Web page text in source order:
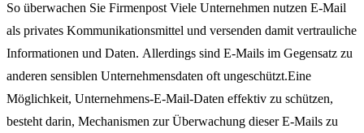
So überwachen Sie Firmenpost Viele Unternehmen nutzen E-Mail
als privates Kommunikationsmittel und versenden damit vertrauliche
Informationen und Daten. Allerdings sind E-Mails im Gegensatz zu
anderen sensiblen Unternehmensdaten oft ungeschützt.Eine
Möglichkeit, Unternehmens-E-Mail-Daten effektiv zu schützen,
besteht darin, Mechanismen zur Überwachung dieser E-Mails zu